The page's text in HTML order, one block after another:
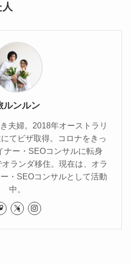
ルンルン
夫婦。2018年オーストラリ
てビザ取得。コロナをきっ
ナー・SEOコンサルに転身
ランダ移住。現在は、オラ
・SEOコンサルとして活動
中。